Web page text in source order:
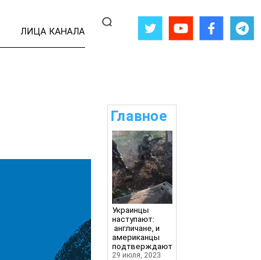
ЛИЦА КАНАЛА
Главное
Украинцы
наступают:
англичане, и
американцы
подтверждают
29 июля, 2023